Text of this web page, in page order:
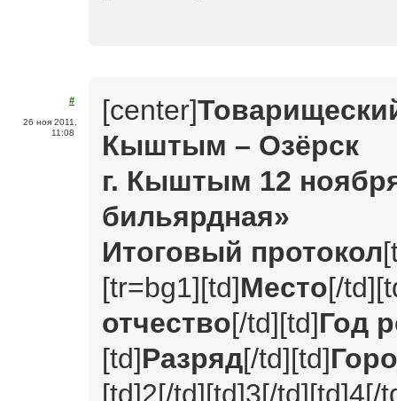
#
26 ноя 2011,
11:08
[center]
Кыштым – Озёрск
г. Кыштым 12
бильярдная»
Итоговый протокол
[tr=bg1][td]Место[/
отчество[/td][td]Год
[td]Разряд[/td][td]
[td]2[/td][td]3[/td][td]4[/